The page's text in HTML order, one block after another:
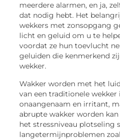
meerdere alarmen, en ja,
dat nodig hebt. Het
wekkers met zonsopgang
licht en geluid om u te
voordat ze hun toevlucht
geluiden die kenmerkend
wekker.
Wakker worden met het
van een traditionele wekker
onaangenaam en irritant,
abrupte wakker worden
het stressniveau plotseling
langetermijnproblemen